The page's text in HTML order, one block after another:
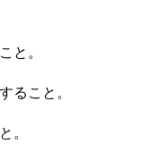
と。
ること。
。